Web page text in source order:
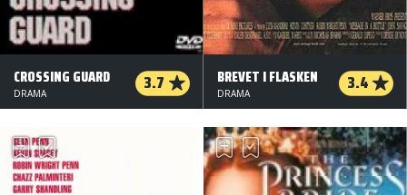
CROSSING GUARD 3.7
DRAMA
BREVET I FLASKEN 3.4
DRAMA